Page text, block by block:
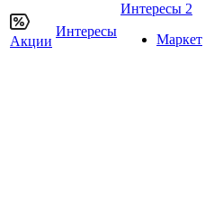
Акции
Интересы
Интересы 2
Маркет